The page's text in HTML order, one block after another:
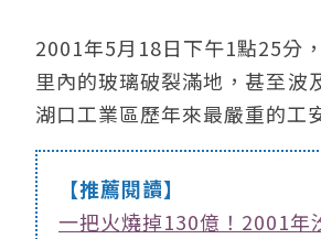
2001年5月18日下午1點25分
里內的玻璃破裂滿地，甚至
湖口工業區歷年來最嚴重的工
【推薦閱讀】
一把火燒掉130億！2001年